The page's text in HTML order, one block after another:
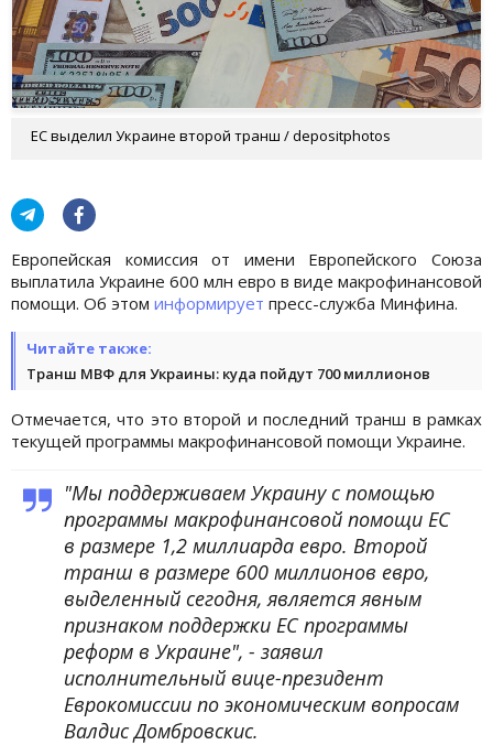
ЕС выделил Украине второй транш / depositphotos
Европейская комиссия от имени Европейского Союза
выплатила Украине 600 млн евро в виде макрофинансовой
помощи. Об этом информирует пресс-служба Минфина.
Читайте также:
Транш МВФ для Украины: куда пойдут 700 миллионов
Отмечается, что это второй и последний транш в рамках
текущей программы макрофинансовой помощи Украине.
"Мы поддерживаем Украину с помощью
программы макрофинансовой помощи ЕС
в размере 1,2 миллиарда евро. Второй
транш в размере 600 миллионов евро,
выделенный сегодня, является явным
признаком поддержки ЕС программы
реформ в Украине", - заявил
исполнительный вице-президент
Еврокомиссии по экономическим вопросам
Валдис Домбровскис.